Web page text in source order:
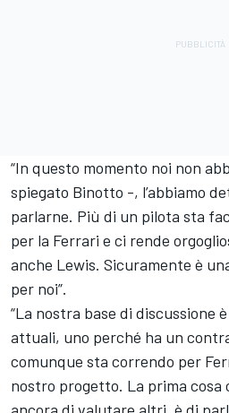
“In questo momento noi non
spiegato Binotto -, l’abbiamo
parlarne. Più di un pilota sta
per la Ferrari e ci rende
anche Lewis. Sicuramente è
per noi”.
“La nostra base di discussione
attuali, uno perché ha un
comunque sta correndo per
nostro progetto. La prima cosa